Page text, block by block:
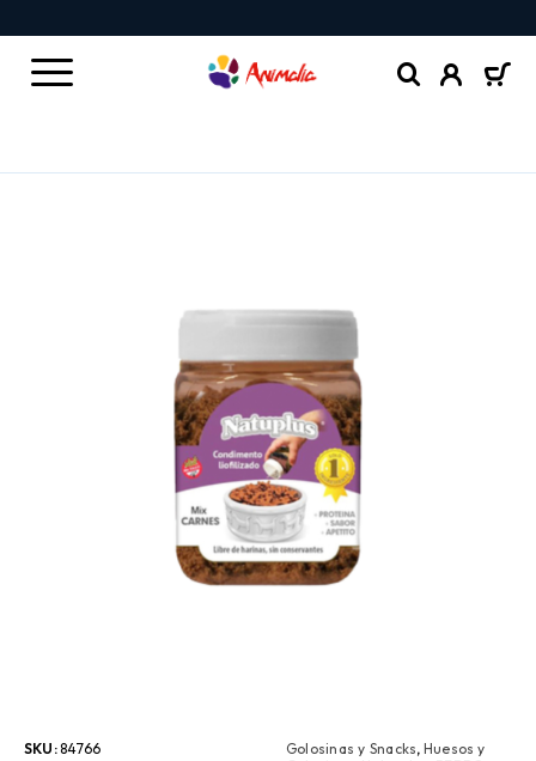
SKU:84766
Golosinas y Snacks, Huesos y